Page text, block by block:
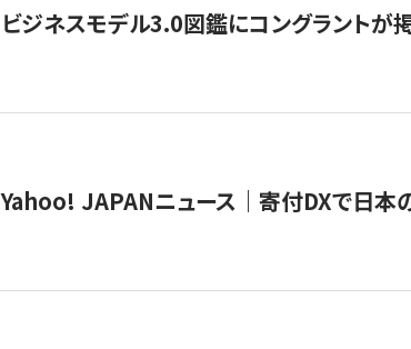
ビジネスモデル3.0図鑑にコングラントが
Yahoo! JAPANニュース｜寄付DXで日本